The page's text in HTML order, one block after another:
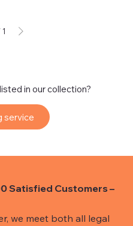
in our collection?
service
1
Satisfied Customers –
we meet both all legal